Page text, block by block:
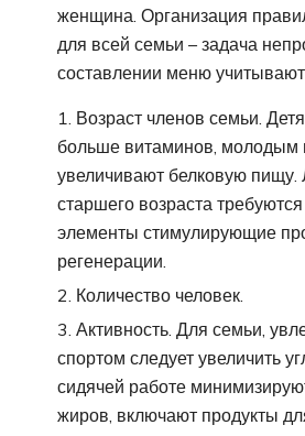
женщина. Организация
для всей семьи – задача
составлении меню
Возраст членов семьи.
больше витаминов, молодым
увеличивают белковую
старшего возраста
элементы стимулирующие
регенерации.
Количество человек.
Активность. Для семьи,
спортом следует увеличить
сидячей работе
жиров, включают продукты